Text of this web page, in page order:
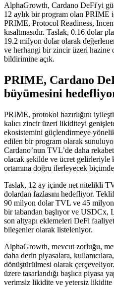
AlphaGrowth, Cardano DeFi'yi
12 aylık bir program olan PRIME
PRIME, Protocol Readiness,
kısaltmasıdır. Taslak, 0.16 dolar
19.2 milyon dolar olarak
ve herhangi bir zincir üzeri hazine
bildirimine açık.
PRIME, Cardano
büyümesini
PRIME, protokol hazırlığını
kalıcı zincir üzeri likiditeyi
ekosistemini güçlendirmeye
edilen bir program olarak
Cardano’nun TVL’de daha
olacak şekilde ve ücret
ortamına doğru ilerleyecek biçimde
Taslak, 12 ay içinde net nitelikli
dolardan fazlasını hedefliyor.
90 milyon dolar TVL ve 45
bir tabandan başlıyor ve USDCx,
son altyapı eklemeleri DeFi
bileşenler olarak listeleniyor.
AlphaGrowth, mevcut zorluğu,
daha derin piyasalara,
dönüştürülmesi olarak
üzere tasarlandığı başlıca piyasa
verimsiz likidite ve yetersiz likidite